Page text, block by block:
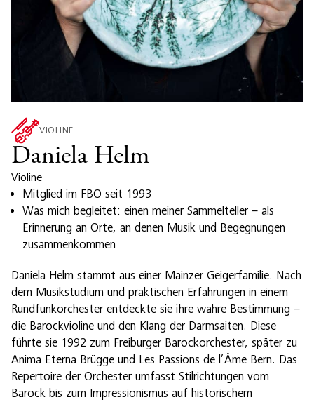
VIOLINE
Daniela Helm
Violine
Mitglied im FBO seit 1993
Was mich begleitet: einen meiner Sammelteller – als
Erinnerung an Orte, an denen Musik und Begegnungen
zusammenkommen
Daniela Helm stammt aus einer Mainzer Geigerfamilie. Nach
dem Musikstudium und praktischen Erfahrungen in einem
Rundfunkorchester entdeckte sie ihre wahre Bestimmung –
die Barockvioline und den Klang der Darmsaiten. Diese
führte sie 1992 zum Freiburger Barockorchester, später zu
Anima Eterna Brügge und Les Passions de l’Âme Bern. Das
Repertoire der Orchester umfasst Stilrichtungen vom
Barock bis zum Impressionismus auf historischem